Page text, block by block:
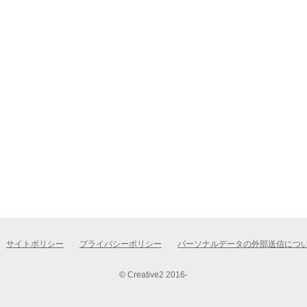
サイトポリシー プライバシーポリシー パーソナルデータの外部送信につ
© Creative2 2016-